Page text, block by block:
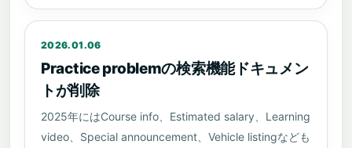
2026.01.06
Practice problemの検索機能ドキュメン
トが削除
2025年にはCourse info、Estimated salary、Learning
video、Special announcement、Vehicle listingなども